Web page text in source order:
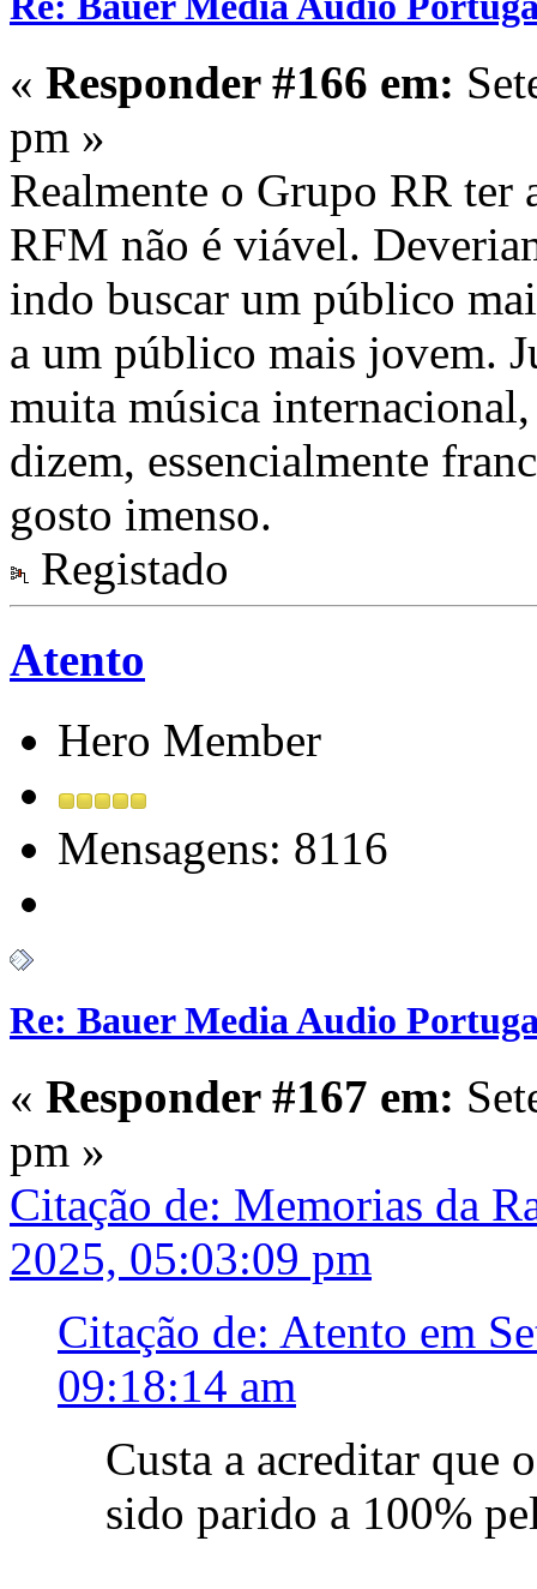
« Responder #166 em:
pm »
Realmente o Grupo RR
RFM não é viável.
indo buscar um público
a um público mais jovem.
muita música
dizem, essencialmente
gosto imenso.
Registado
Atento
Hero Member
Mensagens: 8116
Re: Bauer Media Audio
« Responder #167 em:
pm »
Citação de: Memorias da
2025, 05:03:09 pm
Citação de: Atento em
09:18:14 am
Custa a acreditar que
sido parido a 100%